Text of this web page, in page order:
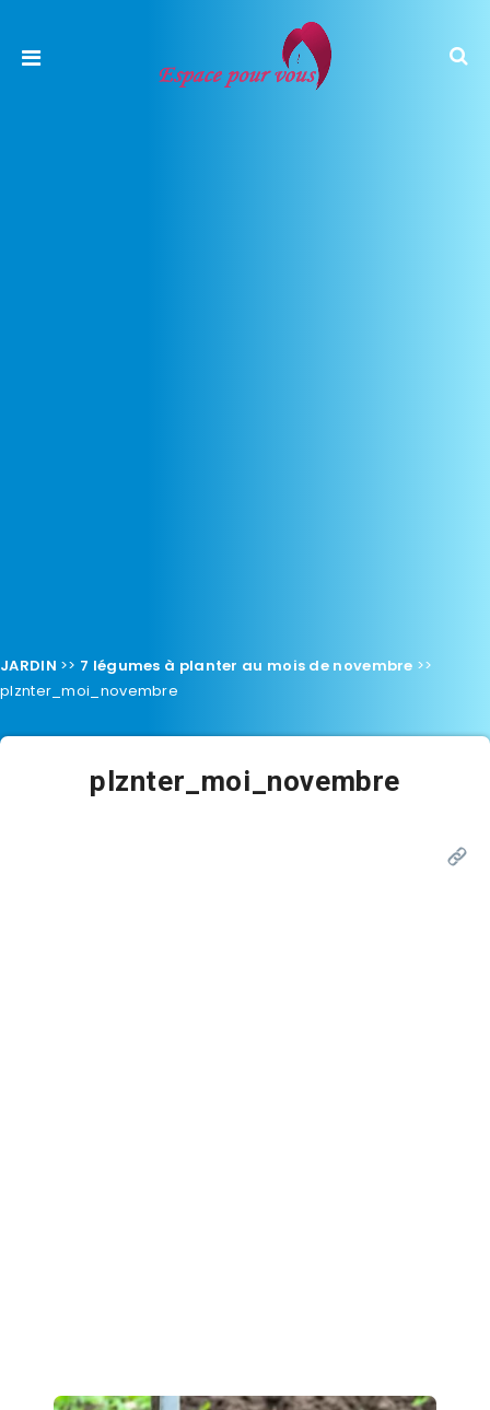
JARDIN >> 7 légumes à planter au mois de novembre >>
plznter_moi_novembre
plznter_moi_novembre